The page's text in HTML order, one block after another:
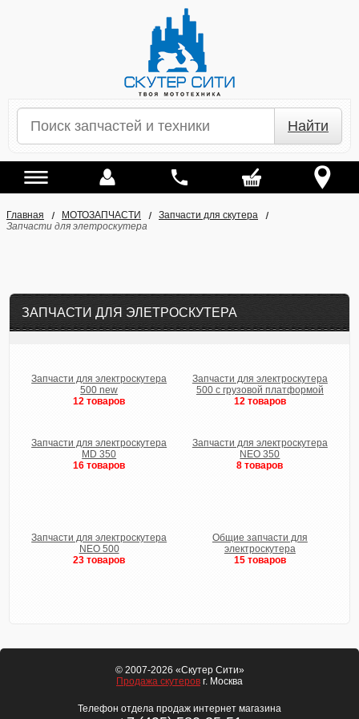
Найти
Главная МОТОЗАПЧАСТИ
Запчасти для скутера
Запчасти для элетроскутера
ЗАПЧАСТИ ДЛЯ ЭЛЕТРОСКУТЕРА
Запчасти для электроскутера
500 new
12 товаров
Запчасти для электроскутера
500 с грузовой платформой
12 товаров
Запчасти для электроскутера
MD 350
16 товаров
Запчасти для электроскутера
NEO 350
8 товаров
Запчасти для электроскутера
NEO 500
23 товаров
Общие запчасти для
электроскутера
15 товаров
© 2007-2026 «Скутер Сити»
Продажа скутеров г. Москва
Телефон отдела продаж интернет магазина